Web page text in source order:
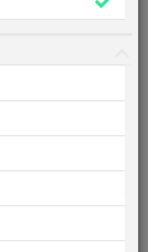
ist alles zu tun,
Nach dem Unfall
an seiner Stelle
Welt tun sollte",
zu verwirklichen.
Louis erkennen,
muss!